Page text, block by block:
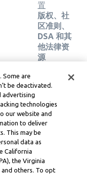
置
版权、社
区准则、
DSA 和其
他法律资
源
法律中心
Learneo
business
Some are
be deactivated.
advertising
technologies
our website and
to deliver
This may be
data as
California
the Virginia
and others. To opt